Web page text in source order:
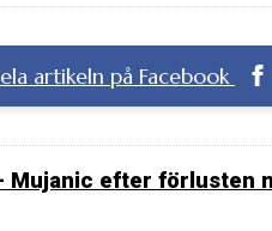
artikeln på Facebook
Mujanic efter förlusten